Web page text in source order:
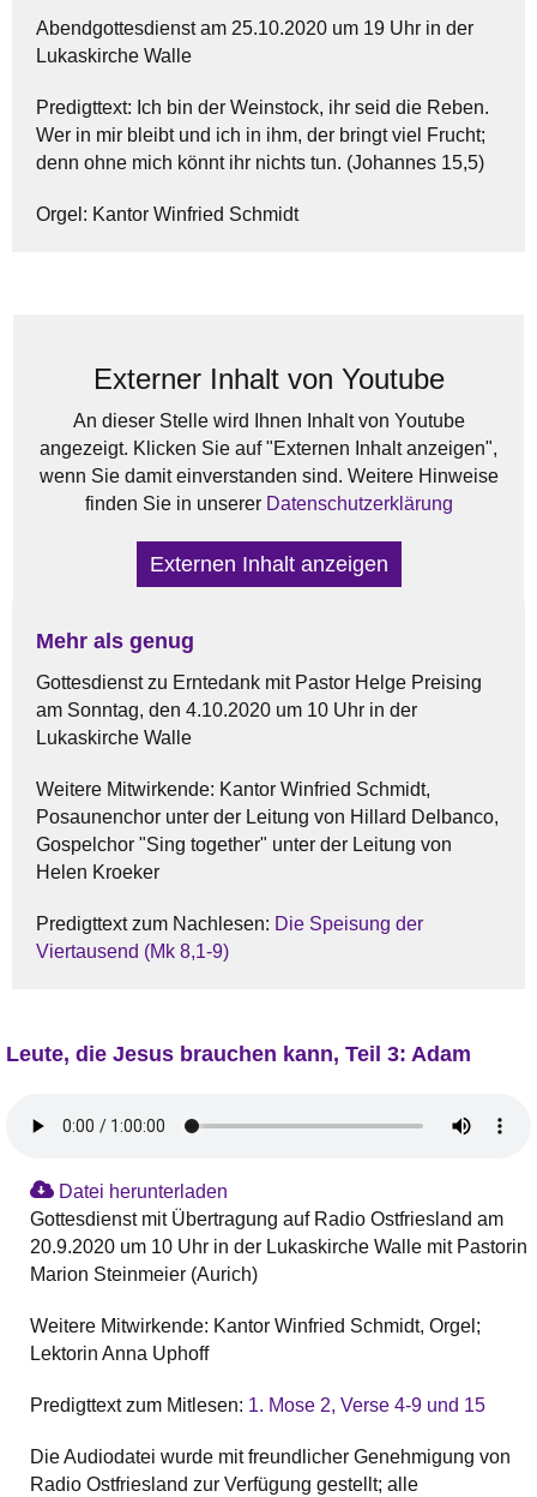
Abendgottesdienst am 25.10.2020 um 19 Uhr in der
Lukaskirche Walle
Predigttext: Ich bin der Weinstock, ihr seid die Reben.
Wer in mir bleibt und ich in ihm, der bringt viel Frucht;
denn ohne mich könnt ihr nichts tun. (Johannes 15,5)
Orgel: Kantor Winfried Schmidt
Externer Inhalt von Youtube
An dieser Stelle wird Ihnen Inhalt von Youtube
angezeigt. Klicken Sie auf "Externen Inhalt anzeigen",
wenn Sie damit einverstanden sind. Weitere Hinweise
finden Sie in unserer Datenschutzerklärung
Externen Inhalt anzeigen
Mehr als genug
Gottesdienst zu Erntedank mit Pastor Helge Preising
am Sonntag, den 4.10.2020 um 10 Uhr in der
Lukaskirche Walle
Weitere Mitwirkende: Kantor Winfried Schmidt,
Posaunenchor unter der Leitung von Hillard Delbanco,
Gospelchor "Sing together" unter der Leitung von
Helen Kroeker
Predigttext zum Nachlesen: Die Speisung der
Viertausend (Mk 8,1-9)
Leute, die Jesus brauchen kann, Teil 3: Adam
Datei herunterladen
Gottesdienst mit Übertragung auf Radio Ostfriesland am
20.9.2020 um 10 Uhr in der Lukaskirche Walle mit Pastorin
Marion Steinmeier (Aurich)
Weitere Mitwirkende: Kantor Winfried Schmidt, Orgel;
Lektorin Anna Uphoff
Predigttext zum Mitlesen: 1. Mose 2, Verse 4-9 und 15
Die Audiodatei wurde mit freundlicher Genehmigung von
Radio Ostfriesland zur Verfügung gestellt; alle